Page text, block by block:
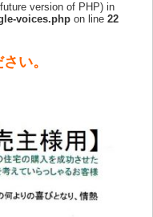
version of PHP) in
voices.php on line 22
い。